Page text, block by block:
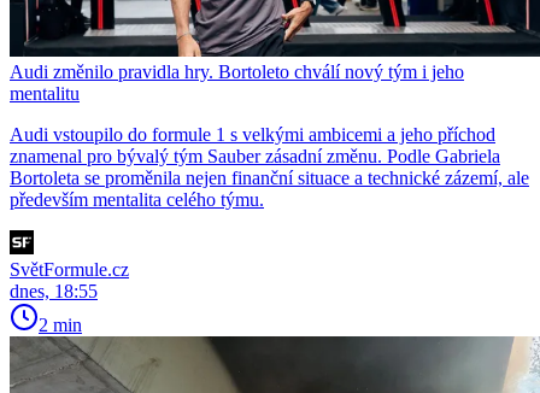
Audi změnilo pravidla hry. Bortoleto chválí nový tým i jeho
mentalitu
Audi vstoupilo do formule 1 s velkými ambicemi a jeho příchod
znamenal pro bývalý tým Sauber zásadní změnu. Podle Gabriela
Bortoleta se proměnila nejen finanční situace a technické zázemí, ale
především mentalita celého týmu.
SvětFormule.cz
dnes, 18:55
2 min